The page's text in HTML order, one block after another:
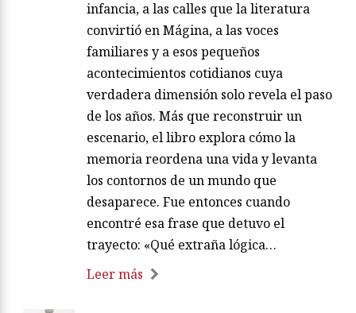
infancia, a las calles que la literatura
convirtió en Mágina, a las voces
familiares y a esos pequeños
acontecimientos cotidianos cuya
verdadera dimensión solo revela el paso
de los años. Más que reconstruir un
escenario, el libro explora cómo la
memoria reordena una vida y levanta
los contornos de un mundo que
desaparece. Fue entonces cuando
encontré esa frase que detuvo el
trayecto: «Qué extraña lógica…
Leer más